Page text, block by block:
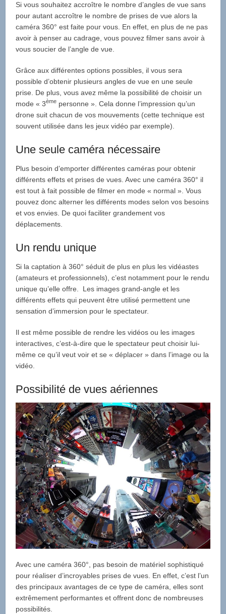
Si vous souhaitez accroître le nombre d’angles de vue sans
pour autant accroître le nombre de prises de vue alors la
caméra 360° est faite pour vous. En effet, en plus de ne pas
avoir à penser au cadrage, vous pouvez filmer sans avoir à
vous soucier de l’angle de vue.
Grâce aux différentes options possibles, il vous sera
possible d’obtenir plusieurs angles de vue en une seule
prise. De plus, vous avez même la possibilité de choisir un
mode « 3ème personne ». Cela donne l’impression qu’un
drone suit chacun de vos mouvements (cette technique est
souvent utilisée dans les jeux vidéo par exemple).
Une seule caméra nécessaire
Plus besoin d’emporter différentes caméras pour obtenir
différents effets et prises de vues. Avec une caméra 360° il
est tout à fait possible de filmer en mode « normal ». Vous
pouvez donc alterner les différents modes selon vos besoins
et vos envies. De quoi faciliter grandement vos
déplacements.
Un rendu unique
Si la captation à 360° séduit de plus en plus les vidéastes
(amateurs et professionnels), c’est notamment pour le rendu
unique qu’elle offre. Les images grand-angle et les
différents effets qui peuvent être utilisé permettent une
sensation d’immersion pour le spectateur.
Il est même possible de rendre les vidéos ou les images
interactives, c’est-à-dire que le spectateur peut choisir lui-
même ce qu’il veut voir et se « déplacer » dans l’image ou la
vidéo.
Possibilité de vues aériennes
Avec une caméra 360°, pas besoin de matériel sophistiqué
pour réaliser d’incroyables prises de vues. En effet, c’est l’un
des principaux avantages de ce type de caméra, elles sont
extrêmement performantes et offrent donc de nombreuses
possibilités.